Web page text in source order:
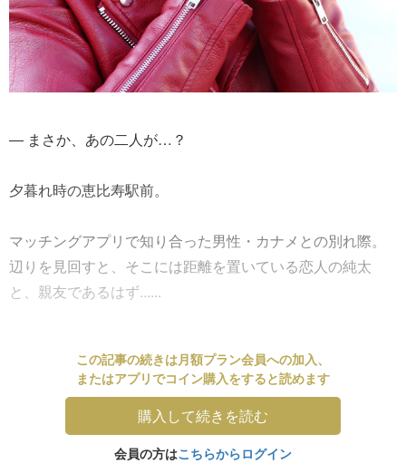
― まさか、あの二人が…？
夕暮れ時の恵比寿駅前。
マッチングアプリで知り合った男性・カナメとの別れ際。
辺りを見回すと、そこには距離を置いている恋人の純太
と、親友であるはず......
この記事の続きは月額プラン会員への加入、
またはアプリでコイン購入をすると読めます
購入して続きを読む
会員の方はこちらからログイン